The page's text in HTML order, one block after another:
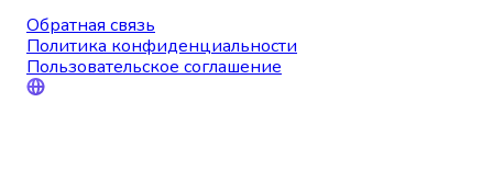
Обратная связь
Политика конфиденциальности
Пользовательское соглашение